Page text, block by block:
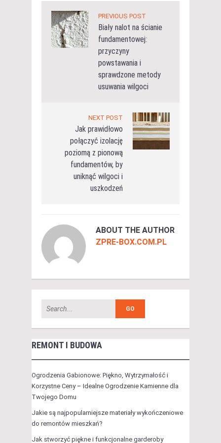
PREVIOUS POST
Biały nalot na ścianie
fundamentowej:
przyczyny
powstawania i
sprawdzone metody
usuwania wilgoci
NEXT POST
Jak prawidłowo
połączyć izolację
poziomą z pionową
fundamentów, by
uniknąć wilgoci i
uszkodzeń
ABOUT THE AUTHOR
ZPRE-BOX.COM.PL
REMONT I BUDOWA
Ogrodzenia Gabionowe: Piękno, Wytrzymałość i
Korzystne Ceny – Idealne Ogrodzenie Kamienne dla
Twojego Domu
Jakie są najpopularniejsze materiały wykończeniowe
do remontów mieszkań?
Jak stworzyć piękne i funkcjonalne garderoby